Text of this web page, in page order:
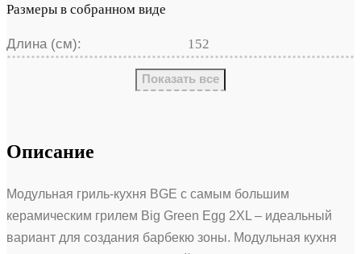
Размеры в собранном виде
Длина (см): 152
Показать все
Описание
Модульная гриль-кухня BGE с самым большим
керамическим грилем Big Green Egg 2ХL – идеальный
вариант для создания барбекю зоны. Модульная кухня